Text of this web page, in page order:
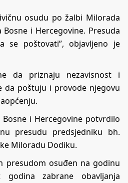
osudu po žalbi Milorada
i Hercegovine. Presuda
se poštovati”, objavljeno je
da priznaju nezavisnost i
da poštuju i provode njegovu
Bosne i Hercegovine potvrdilo
presudu predsjedniku bh.
Miloradu Dodiku.
presudom osuđen na godinu
zabrane obavljanja